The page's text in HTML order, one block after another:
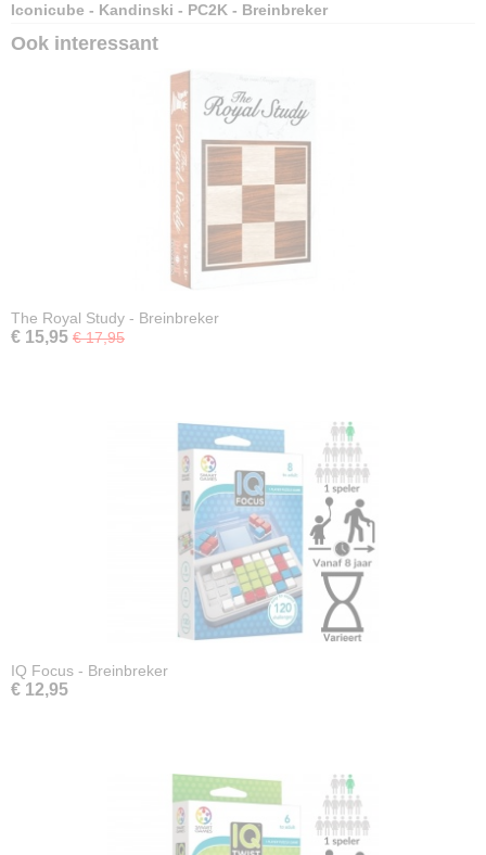
Iconicube - Kandinski - PC2K - Breinbreker
Ook interessant
The Royal Study - Breinbreker
€ 15,95 € 17,95
IQ Focus - Breinbreker
€ 12,95